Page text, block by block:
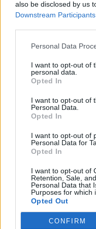
also be disclosed by us
Downstream Participants
Personal Data
I want to opt-out of
personal data.
Opted In
I want to opt-out of
Personal Data.
Opted In
I want to opt-out of
Personal Data for
Opted In
I want to opt-out of
Retention, Sale,
Personal Data that
Purposes for which
Opted Out
CONFIRM